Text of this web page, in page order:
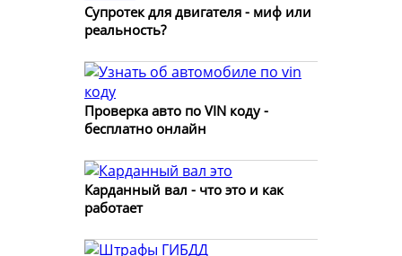
Супротек для двигателя - миф или
реальность?
Проверка авто по VIN коду -
бесплатно онлайн
Карданный вал - что это и как
работает